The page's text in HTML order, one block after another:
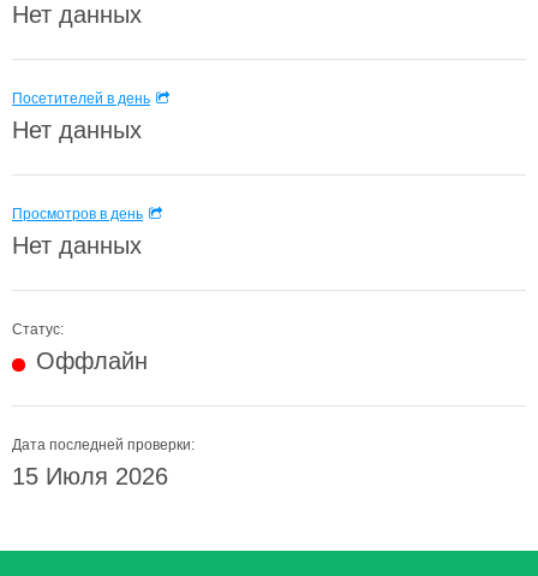
Нет данных
Посетителей в день
Нет данных
Просмотров в день
Нет данных
Статус:
Оффлайн
Дата последней проверки:
15 Июля 2026